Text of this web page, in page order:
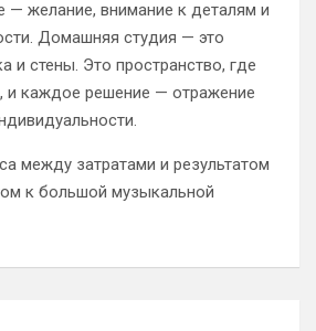
— желание, внимание к деталям и
Домашняя студия — это
и стены. Это пространство, где
и каждое решение — отражение
между затратами и результатом
к большой музыкальной